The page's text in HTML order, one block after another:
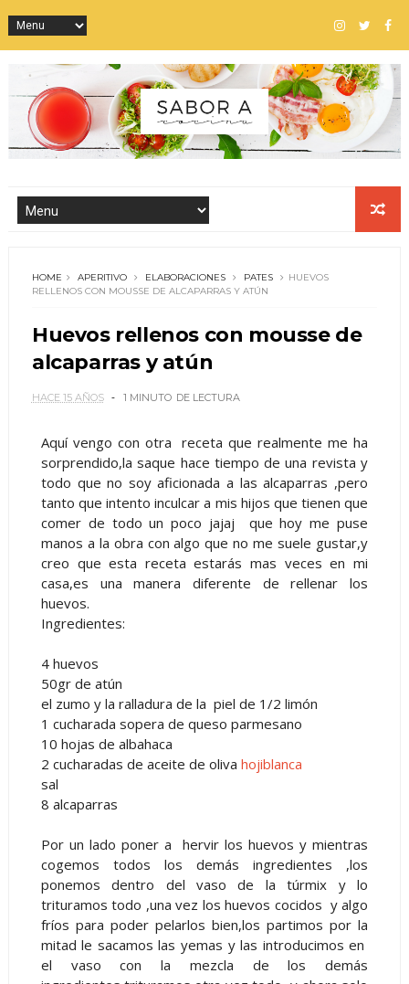
HOME APERITIVO ELABORACIONES PATES
HUEVOS
RELLENOS CON MOUSSE DE ALCAPARRAS Y ATÚN
Huevos rellenos con mousse de
alcaparras y atún
HACE 15 AÑOS 1 MINUTO DE LECTURA
Aquí vengo con otra receta que realmente me ha
sorprendido,la saque hace tiempo de una revista y
todo que no soy aficionada a las alcaparras ,pero
tanto que intento inculcar a mis hijos que tienen que
comer de todo un poco jajaj que hoy me puse
manos a la obra con algo que no me suele gustar,y
creo que esta receta estarás mas veces en mi
casa,es una manera diferente de rellenar los
huevos.
Ingredientes:
4 huevos
50gr de atún
el zumo y la ralladura de la piel de 1/2 limón
1 cucharada sopera de queso parmesano
10 hojas de albahaca
2 cucharadas de aceite de oliva hojiblanca
sal
8 alcaparras
Por un lado poner a hervir los huevos y mientras
cogemos todos los demás ingredientes ,los
ponemos dentro del vaso de la túrmix y lo
trituramos todo ,una vez los huevos cocidos y algo
fríos para poder pelarlos bien,los partimos por la
mitad le sacamos las yemas y las introducimos en
el vaso con la mezcla de los demás